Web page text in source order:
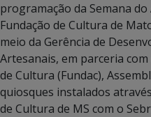
programação da Semana
Fundação de Cultura de
meio da Gerência de
Artesanais, em parceria
de Cultura (Fundac),
quiosques instalados
de Cultura de MS com o